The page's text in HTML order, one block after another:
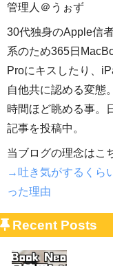
管理人＠うぉず
30代独身のApple信
系のため365日
Proにキスしたり、
自他共に認める変態
時間ほど眺める事。
記事を投稿中。
当ブログの理念はこ
→吐き気がするくら
った理由
Recent Posts